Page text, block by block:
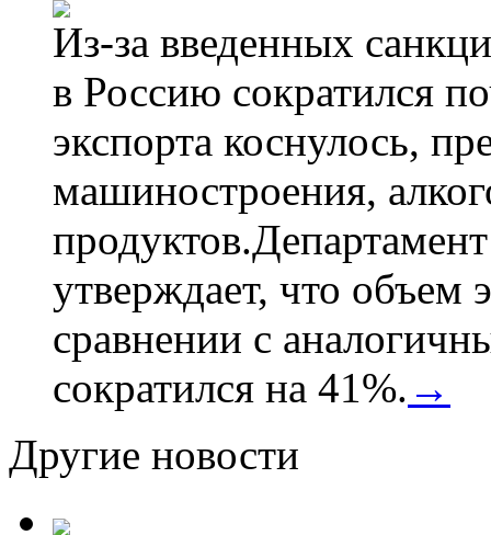
Из-за введенных
в Россию сократился
экспорта коснулось,
машиностроения,
утверждает, что объем
сравнении с
сократился на 41%. →
Другие новости